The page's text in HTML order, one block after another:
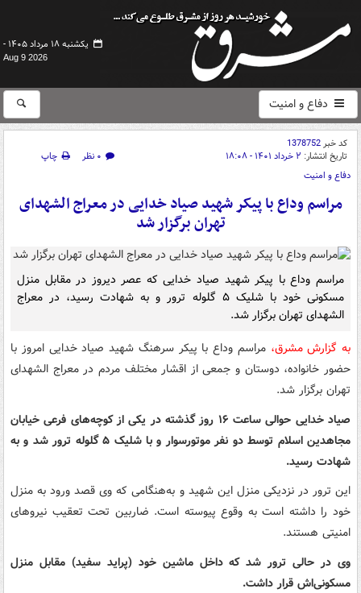
یکشنبه ۱۸ مرداد ۱۴۰۵ -
Aug 9 2026
دفاع و امنیت
کد خبر1378752
تاریخ انتشار: ۲ خرداد ۱۴۰۱ - ۱۸:۰۸ ۰ نظر
چاپ
دفاع و امنیت
مراسم وداع با پیکر شهید صیاد خدایی در معراج الشهدای
تهران برگزار شد
مراسم وداع با پیکر شهید صیاد خدایی که عصر دیروز در مقابل منزل
مسکونی خود با شلیک ۵ گلوله ترور و به شهادت رسید، در معراج
الشهدای تهران برگزار شد.
به گزارش مشرق،مراسم وداع با پیکر سرهنگ شهید صیاد خدایی امروز با
حضور خانواده، دوستان و جمعی از اقشار مختلف مردم در معراج الشهدای
تهران برگزار شد.
صیاد خدایی حوالی ساعت ۱۶ روز گذشته در یکی از کوچه‌های فرعی خیابان
مجاهدین اسلام توسط دو نفر موتورسوار و با شلیک ۵ گلوله ترور شد و به
شهادت رسید.
این ترور در نزدیکی منزل این شهید و به‌هنگامی که وی قصد ورود به منزل
خود را داشته است به وقوع پیوسته است. ضاربین تحت تعقیب نیروهای
امنیتی هستند.
وی در حالی ترور شد که داخل ماشین خود (پراید سفید) مقابل منزل
مسکونی‌اش قرار داشت.